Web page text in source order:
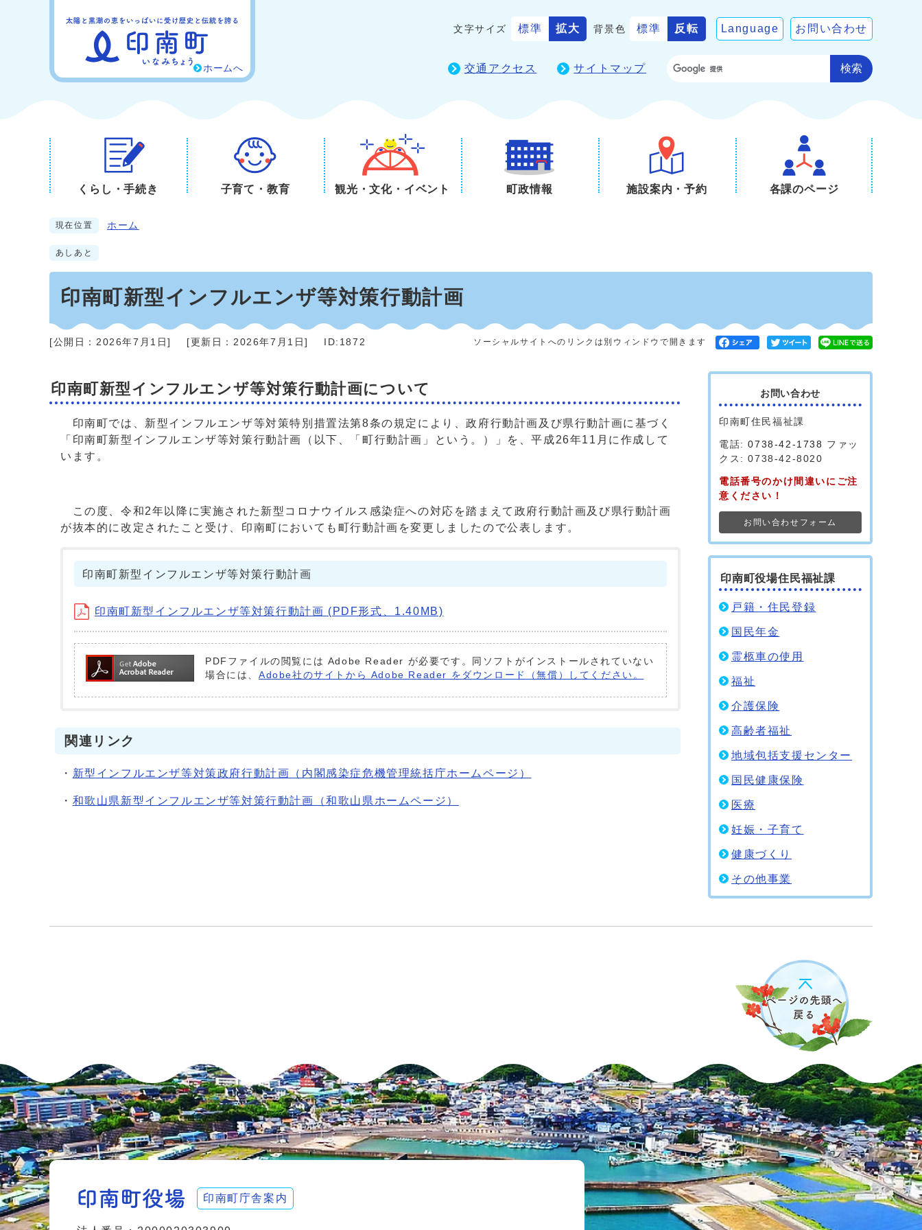
ホームへ
文字サイズ 標準 拡大 背景色 標準 反転 Language お問い合わせ
交通アクセス サイトマップ 検索
くらし・手続き 子育て・教育 観光・文化・イベント 町政情報 施設案内・予約 各課のページ
現在位置 ホーム
あしあと
印南町新型インフルエンザ等対策行動計画
[公開日： 2026年7月1日] [更新日：2026年7月1日] ID:1872 ソーシャルサイトへのリンクは別ウィンドウで開きます
印南町新型インフルエンザ等対策行動計画について
印南町では、新型インフルエンザ等対策特別措置法第8条の規定により、政府行動計画及び県行動計画に基づく
「印南町新型インフルエンザ等対策行動計画（以下、「町行動計画」という。）」を、平成26年11月に作成して
います。
この度、令和2年以降に実施された新型コロナウイルス感染症への対応を踏まえて政府行動計画及び県行動計画
が抜本的に改定されたこと受け、印南町においても町行動計画を変更しましたので公表します。
印南町新型インフルエンザ等対策行動計画
印南町新型インフルエンザ等対策行動計画 (PDF形式、1.40MB)
PDFファイルの閲覧には Adobe Reader が必要です。同ソフトがインストールされていない
場合には、 Adobe社のサイトから Adobe Reader をダウンロード（無償）してください。
関連リンク
・ 新型インフルエンザ等対策政府行動計画（内閣感染症危機管理統括庁ホームページ）
・ 和歌山県新型インフルエンザ等対策行動計画（和歌山県ホームページ）
お問い合わせ
印南町住民福祉課
電話:0738-42-1738 ファッ
クス: 0738-42-8020
電話番号のかけ間違いにご注
意ください！
お問い合わせフォーム
印南町役場住民福祉課
戸籍・住民登録
国民年金
霊柩車の使用
福祉
介護保険
高齢者福祉
地域包括支援センター
国民健康保険
医療
妊娠・子育て
健康づくり
その他事業
印南町庁舎案内